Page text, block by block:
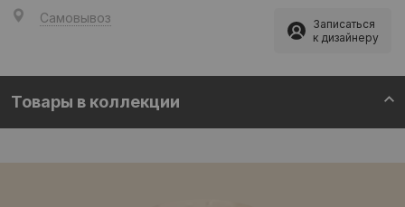
Самовывоз
Записаться
к дизайнеру
Товары в коллекции